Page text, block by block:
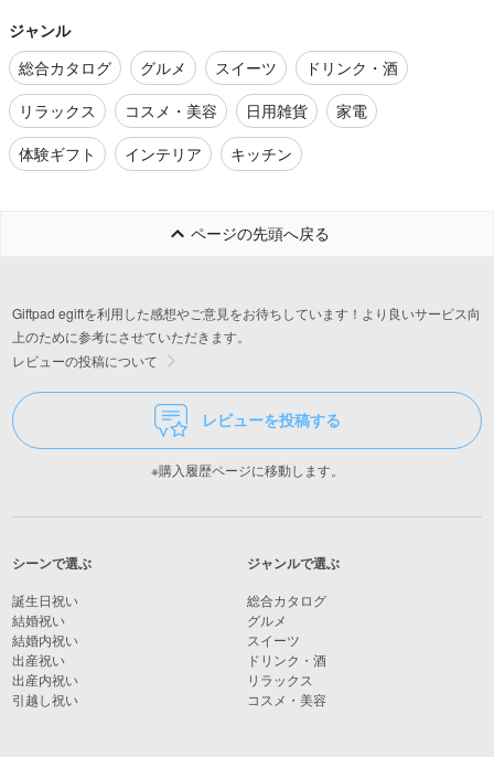
ジャンル
総合カタログ
グルメ スイーツ
ドリンク・酒
リラックス
コスメ・美容 日用雑貨
家電
体験ギフト
インテリア キッチン
ページの先頭へ戻る
Giftpad egiftを利用した感想やご意見をお待ちしています！より良いサービス向
上のために参考にさせていただきます。
レビューの投稿について
レビューを投稿する
※購入履歴ページに移動します。
シーンで選ぶ
誕生日祝い
結婚祝い
結婚内祝い
出産祝い
出産内祝い
引越し祝い
ジャンルで選ぶ
総合カタログ
グルメ
スイーツ
ドリンク・酒
リラックス
コスメ・美容